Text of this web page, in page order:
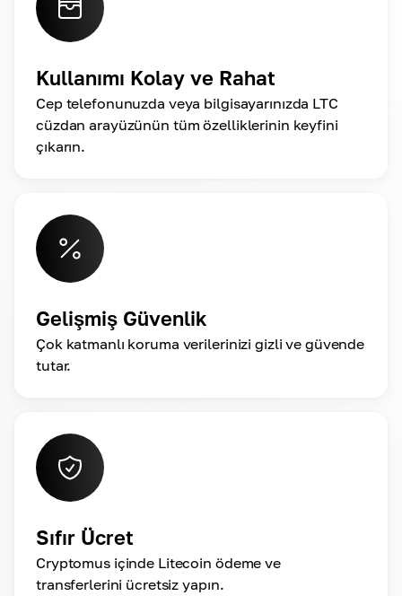
Kullanımı Kolay ve Rahat
Cep telefonunuzda veya bilgisayarınızda LTC
cüzdan arayüzünün tüm özelliklerinin keyfini
çıkarın.
Gelişmiş Güvenlik
Çok katmanlı koruma verilerinizi gizli ve güvende
tutar.
Sıfır Ücret
Cryptomus içinde Litecoin ödeme ve
transferlerini ücretsiz yapın.